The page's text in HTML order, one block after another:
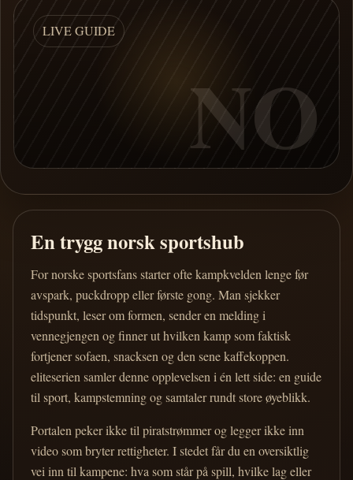
LIVE GUIDE
NO
En trygg norsk sportshub
For norske sportsfans starter ofte kampkvelden lenge før
avspark, puckdropp eller første gong. Man sjekker
tidspunkt, leser om formen, sender en melding i
vennegjengen og finner ut hvilken kamp som faktisk
fortjener sofaen, snacksen og den sene kaffekoppen.
eliteserien samler denne opplevelsen i én lett side: en guide
til sport, kampstemning og samtaler rundt store øyeblikk.
Portalen peker ikke til piratstrømmer og legger ikke inn
video som bryter rettigheter. I stedet får du en oversiktlig
vei inn til kampene: hva som står på spill, hvilke lag eller